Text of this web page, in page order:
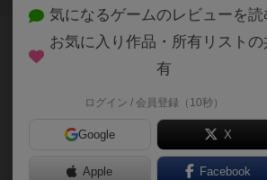
361名 0名 0 8ヶ月前
8歳息子と10歳娘と遊びました。
悩ましいのに簡単。パズル×数字×カー
「SLIDE」。
気になるゲームのレビューを読
お気に入り作品・所有リストの
有
ログイン / 会員登録（10秒）
Google X
Apple Facebook